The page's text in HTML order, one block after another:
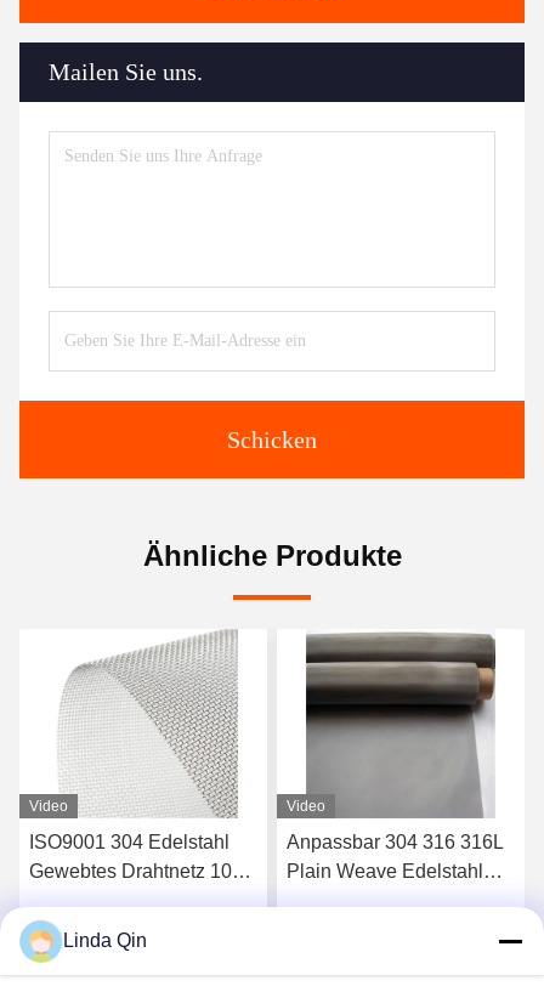
Mailen Sie uns.
Schicken
Ähnliche Produkte
Video
Anpassbar 304 316 316L
Plain Weave Edelstahl
Alkaliwiderstand
Jetzt Chatten
Video
20-400 Mikron 304 316
Edelstahl Gewebt Draht
Linda Qin